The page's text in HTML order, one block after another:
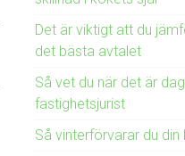
Det är viktigt att du
det bästa avtalet
Så vet du när det är
fastighetsjurist
Så vinterförvarar du